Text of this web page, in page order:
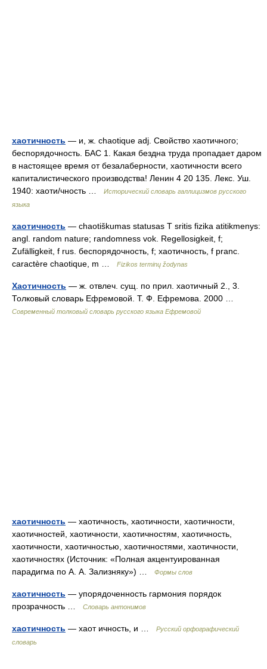
хаотичность — и, ж. chaotique adj. Свойство хаотичного;
беспорядочность. БАС 1. Какая бездна труда пропадает даром
в настоящее время от безалаберности, хаотичности всего
капиталистического производства! Ленин 4 20 135. Лекс. Уш.
1940: хаоти/чность …
Исторический словарь галлицизмов русского
языка
хаотичность — chaotiškumas statusas T sritis fizika atitikmenys:
angl. random nature; randomness vok. Regellosigkeit, f;
Zufälligkeit, f rus. беспорядочность, f; хаотичность, f pranc.
caractère chaotique, m …
Fizikos terminų žodynas
Хаотичность — ж. отвлеч. сущ. по прил. хаотичный 2., 3.
Толковый словарь Ефремовой. Т. Ф. Ефремова. 2000 …
Современный толковый словарь русского языка Ефремовой
хаотичность — хаотичность, хаотичности, хаотичности,
хаотичностей, хаотичности, хаотичностям, хаотичность,
хаотичности, хаотичностью, хаотичностями, хаотичности,
хаотичностях (Источник: «Полная акцентуированная
парадигма по А. А. Зализняку») …
Формы слов
хаотичность — упорядоченность гармония порядок
прозрачность …
Словарь антонимов
хаотичность — хаот ичность, и …
Русский орфографический
словарь